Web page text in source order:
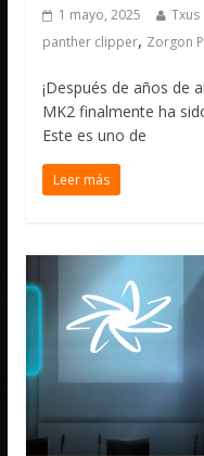
1 mayo, 2025 Txus
panther clipper, Zorgon
¡Después de años de
MK2 finalmente ha
Este es uno de
Leer más